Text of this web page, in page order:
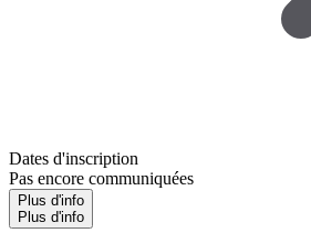
Dates d'inscription
Pas encore communiquées
Plus d'info
Plus d'info